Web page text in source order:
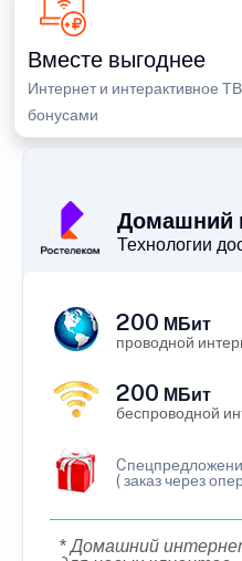
Вместе выгоднее
Интернет и интерактивное
бонусами
Домашний
Технологии
200 МБит
проводной
200 МБит
беспроводной
( заказ через
* Домашний